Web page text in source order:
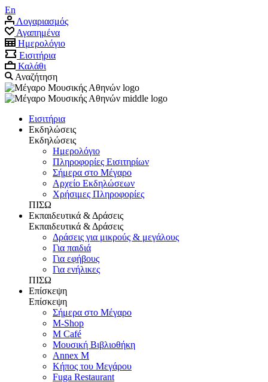
En
Λογαριασμός
Αγαπημένα
Ημερολόγιο
Εισιτήρια
Καλάθι
Αναζήτηση
Εισιτήρια
Εκδηλώσεις
Εκδηλώσεις
Ημερολόγιο
Πληροφορίες Εισιτηρίων
Σήμερα στο Μέγαρο
Αρχείο Eκδηλώσεων
Χρήσιμες Πληροφορίες
ΠΙΣΩ
Εκπαιδευτικά & Δράσεις
Εκπαιδευτικά & Δράσεις
Δράσεις για μικρούς & μεγάλους
Για παιδιά
Για εφήβους
Για ενήλικες
ΠΙΣΩ
Επίσκεψη
Επίσκεψη
Σήμερα στο Μέγαρο
M-Shop
M Café
Μουσική Βιβλιοθήκη
Annex M
Κήπος του Μεγάρου
Fuga Restaurant